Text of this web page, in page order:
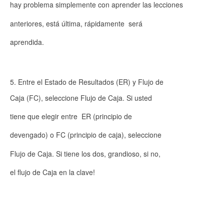
hay problema simplemente con aprender las lecciones
anteriores, está última, rápidamente será
aprendida.
Entre el Estado de Resultados (ER) y Flujo de
Caja (FC), seleccione Flujo de Caja. Si usted
tiene que elegir entre ER (principio de
devengado) o FC (principio de caja), seleccione
Flujo de Caja. Si tiene los dos, grandioso, si no,
el flujo de Caja en la clave!